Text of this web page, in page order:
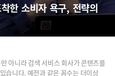
한 소비자 욕구, 전략의
아니라 검색 서비스 회사가 콘텐츠를
습니다. 예전과 같은 꼼수는 더이상